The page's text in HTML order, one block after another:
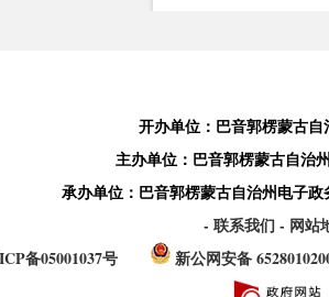
开办单位：巴音郭楞蒙古
主办单位：巴音郭楞蒙古自治
承办单位：巴音郭楞蒙古自治州电子
- 联系我们- 网站
备05001037号
新公网安备